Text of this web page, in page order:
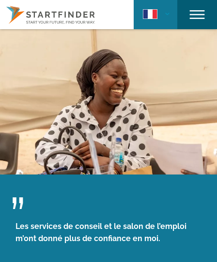
Les services de conseil et le salon de l’emploi
m’ont donné plus de confiance en moi.